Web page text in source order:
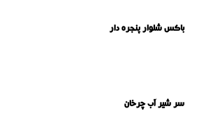
باکس شلوار پنجره دار
سر شیر آب چرخان